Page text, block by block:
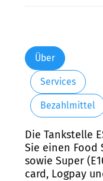
Über
Services
Bezahlmittel
Die Tankstelle
Sie einen Food
sowie Super
card, Logpay